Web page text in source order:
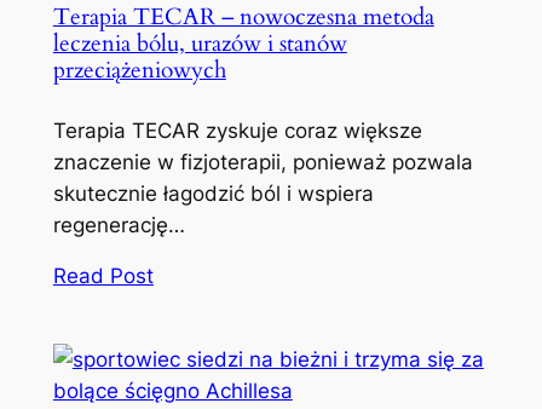
Terapia TECAR – nowoczesna metoda
leczenia bólu, urazów i stanów
przeciążeniowych
Terapia TECAR zyskuje coraz większe
znaczenie w fizjoterapii, ponieważ pozwala
skutecznie łagodzić ból i wspiera
regenerację…
Read Post